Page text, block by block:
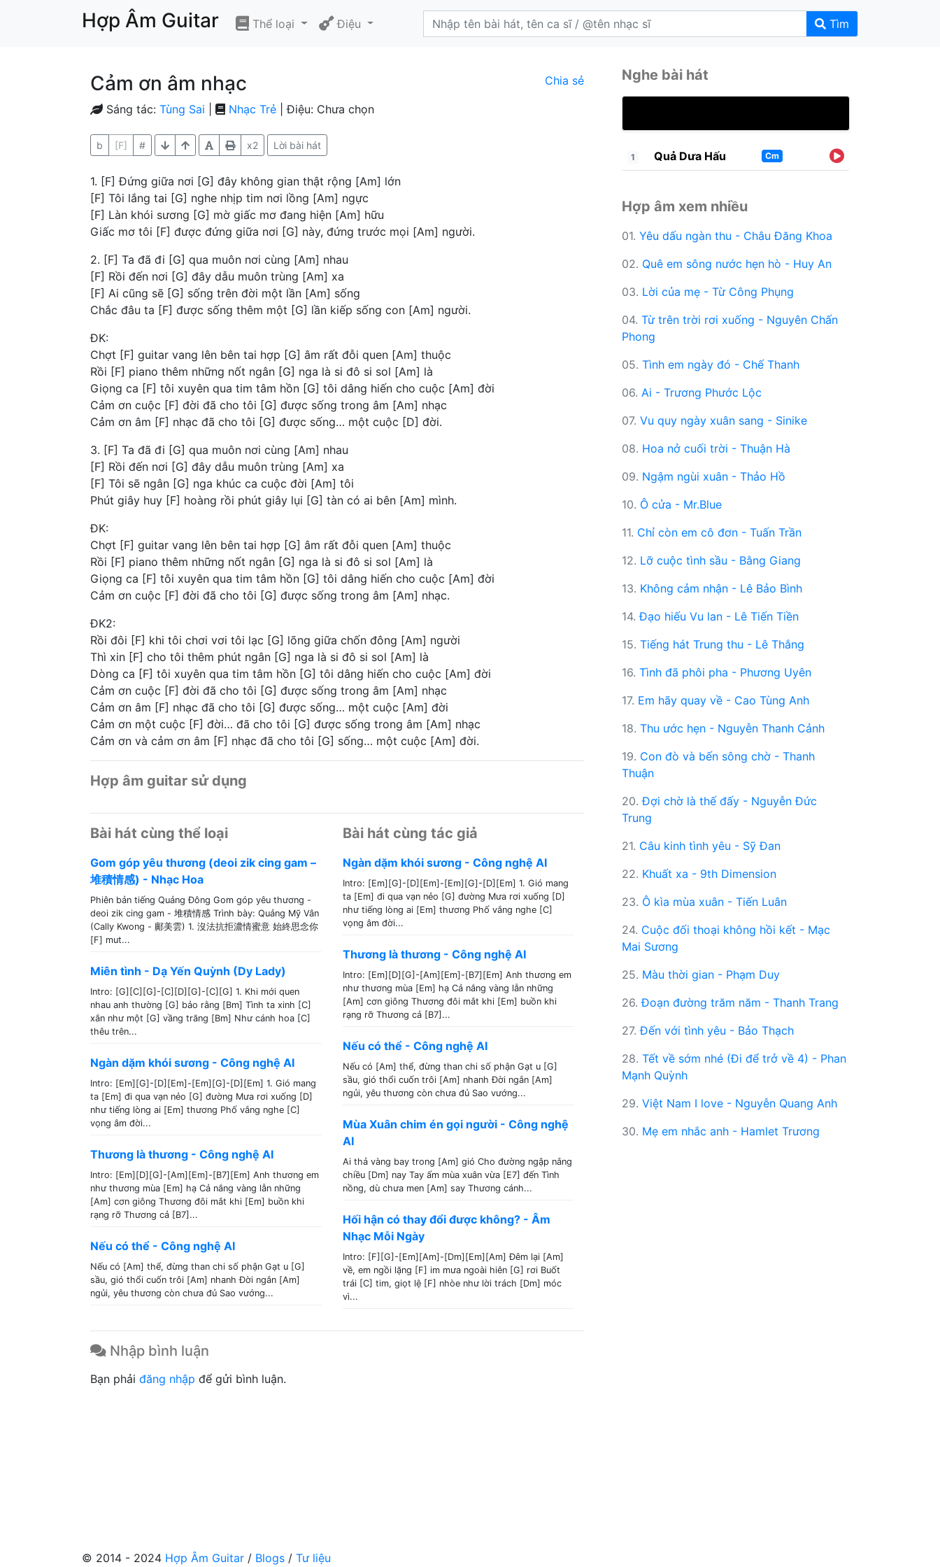
Hợp Âm Guitar Thể loại Điệu Tìm
Cảm ơn âm nhạc Chia sẻ
Sáng tác: Tùng Sai Nhạc Trẻ | Điệu: Chưa chọn
b [F] # x2 Lời bài hát
1. [F] Đứng giữa nơi [G] đây không gian thật rộng [Am] lớn
[F] Tôi lắng tai [G] nghe nhịp tim nơi lồng [Am] ngực
[F] Làn khói sương [G] mờ giấc mơ đang hiện [Am] hữu
Giấc mơ tôi [F] được đứng giữa nơi [G] này, đứng trước mọi [Am] người.
2. [F] Ta đã đi [G] qua muôn nơi cùng [Am] nhau
[F] Rồi đến nơi [G] đây dẫu muôn trùng [Am] xa
[F] Ai cũng sẽ [G] sống trên đời một lần [Am] sống
Chắc đâu ta [F] được sống thêm một [G] lần kiếp sống con [Am] người.
ĐK:
Chợt [F] guitar vang lên bên tai hợp [G] âm rất đỗi quen [Am] thuộc
Rồi [F] piano thêm những nốt ngân [G] nga là si đô si sol [Am] là
Giọng ca [F] tôi xuyên qua tim tâm hồn [G] tôi dâng hiến cho cuộc [Am] đời
Cảm ơn cuộc [F] đời đã cho tôi [G] được sống trong âm [Am] nhạc
Cảm ơn âm [F] nhạc đã cho tôi [G] được sống… một cuộc [D] đời.
3. [F] Ta đã đi [G] qua muôn nơi cùng [Am] nhau
[F] Rồi đến nơi [G] đây dẫu muôn trùng [Am] xa
[F] Tôi sẽ ngân [G] nga khúc ca cuộc đời [Am] tôi
Phút giây huy [F] hoàng rồi phút giây lụi [G] tàn có ai bên [Am] mình.
ĐK:
Chợt [F] guitar vang lên bên tai hợp [G] âm rất đỗi quen [Am] thuộc
Rồi [F] piano thêm những nốt ngân [G] nga là si đô si sol [Am] là
Giọng ca [F] tôi xuyên qua tim tâm hồn [G] tôi dâng hiến cho cuộc [Am] đời
Cảm ơn cuộc [F] đời đã cho tôi [G] được sống trong âm [Am] nhạc.
ĐK2:
Rồi đôi [F] khi tôi chơi vơi tôi lạc [G] lõng giữa chốn đông [Am] người
Thì xin [F] cho tôi thêm phút ngân [G] nga là si đô si sol [Am] là
Dòng ca [F] tôi xuyên qua tim tâm hồn [G] tôi dâng hiến cho cuộc [Am] đời
Cảm ơn cuộc [F] đời đã cho tôi [G] được sống trong âm [Am] nhạc
Cảm ơn âm [F] nhạc đã cho tôi [G] được sống… một cuộc [Am] đời
Cảm ơn một cuộc [F] đời… đã cho tôi [G] được sống trong âm [Am] nhạc
Cảm ơn và cảm ơn âm [F] nhạc đã cho tôi [G] sống… một cuộc [Am] đời.
Hợp âm guitar sử dụng
Bài hát cùng thể loại
Gom góp yêu thương (deoi zik cing gam –
堆積情感) - Nhạc Hoa
Phiên bản tiếng Quảng Đông Gom góp yêu thương -
deoi zik cing gam - 堆積情感 Trình bày: Quảng Mỹ Vân
(Cally Kwong - 鄺美雲) 1. 沒法抗拒濃情蜜意 始終思念你
[F] mut...
Miên tình - Dạ Yến Quỳnh (Dy Lady)
Intro: [G][C][G]-[C][D][G]-[C][G] 1. Khi mới quen
nhau anh thường [G] bảo rằng [Bm] Tình ta xinh [C]
xắn như một [G] vầng trăng [Bm] Như cánh hoa [C]
thêu trên...
Ngàn dặm khói sương - Công nghệ AI
Intro: [Em][G]-[D][Em]-[Em][G]-[D][Em] 1. Gió mang
ta [Em] đi qua vạn nẻo [G] đường Mưa rơi xuống [D]
như tiếng lòng ai [Em] thương Phố vắng nghe [C]
vọng âm đời...
Thương là thương - Công nghệ AI
Intro: [Em][D][G]-[Am][Em]-[B7][Em] Anh thương em
như thương mùa [Em] hạ Cả nắng vàng lẫn những
[Am] cơn giông Thương đôi mắt khi [Em] buồn khi
rạng rỡ Thương cả [B7]...
Nếu có thể - Công nghệ AI
Nếu có [Am] thể, đừng than chi số phận Gạt u [G]
sầu, gió thổi cuốn trôi [Am] nhanh Đời ngắn [Am]
ngủi, yêu thương còn chưa đủ Sao vướng...
Bài hát cùng tác giả
Ngàn dặm khói sương - Công nghệ AI
Intro: [Em][G]-[D][Em]-[Em][G]-[D][Em] 1. Gió mang
ta [Em] đi qua vạn nẻo [G] đường Mưa rơi xuống [D]
như tiếng lòng ai [Em] thương Phố vắng nghe [C]
vọng âm đời...
Thương là thương - Công nghệ AI
Intro: [Em][D][G]-[Am][Em]-[B7][Em] Anh thương em
như thương mùa [Em] hạ Cả nắng vàng lẫn những
[Am] cơn giông Thương đôi mắt khi [Em] buồn khi
rạng rỡ Thương cả [B7]...
Nếu có thể - Công nghệ AI
Nếu có [Am] thể, đừng than chi số phận Gạt u [G]
sầu, gió thổi cuốn trôi [Am] nhanh Đời ngắn [Am]
ngủi, yêu thương còn chưa đủ Sao vướng...
Mùa Xuân chim én gọi người - Công nghệ
AI
Ai thả vàng bay trong [Am] gió Cho đường ngập nắng
chiều [Dm] nay Tay ấm mùa xuân vừa [E7] đến Tình
nồng, dù chưa men [Am] say Thương cánh...
Hối hận có thay đổi được không? - Âm
Nhạc Mỗi Ngày
Intro: [F][G]-[Em][Am]-[Dm][Em][Am] Đêm lại [Am]
về, em ngồi lặng [F] im mưa ngoài hiên [G] rơi Buốt
trái [C] tim, giọt lệ [F] nhòe như lời trách [Dm] móc
vì...
Nhập bình luận
Bạn phải đăng nhập để gửi bình luận.
Nghe bài hát
1 Quả Dưa Hấu Cm
Hợp âm xem nhiều
01. Yêu dấu ngàn thu - Châu Đăng Khoa
02. Quê em sông nước hẹn hò - Huy An
03. Lời của mẹ - Từ Công Phụng
04. Từ trên trời rơi xuống - Nguyên Chấn
Phong
05. Tình em ngày đó - Chế Thanh
06. Ai - Trương Phước Lộc
07. Vu quy ngày xuân sang - Sinike
08. Hoa nở cuối trời - Thuận Hà
09. Ngậm ngùi xuân - Thảo Hồ
10. Ô cửa - Mr.Blue
11. Chỉ còn em cô đơn - Tuấn Trần
12. Lỡ cuộc tình sầu - Bằng Giang
13. Không cảm nhận - Lê Bảo Bình
14.Đạo hiếu Vu lan - Lê Tiến Tiền
15. Tiếng hát Trung thu - Lê Thắng
16. Tình đã phôi pha - Phương Uyên
17. Em hãy quay về - Cao Tùng Anh
18. Thu ước hẹn - Nguyễn Thanh Cảnh
19. Con đò và bến sông chờ - Thanh
Thuận
20.Đợi chờ là thế đấy - Nguyễn Đức
Trung
21. Câu kinh tình yêu - Sỹ Đan
22. Khuất xa - 9th Dimension
23. Ô kìa mùa xuân - Tiến Luân
24. Cuộc đối thoại không hồi kết - Mạc
Mai Sương
25. Màu thời gian - Phạm Duy
26.Đoạn đường trăm năm - Thanh Trang
27.Đến với tình yêu - Bảo Thạch
28. Tết về sớm nhé (Đi để trở về 4) - Phan
Mạnh Quỳnh
29. Việt Nam I love - Nguyễn Quang Anh
30. Mẹ em nhắc anh - Hamlet Trương
© 2014 - 2024 Hợp Âm Guitar / Blogs / Tư liệu